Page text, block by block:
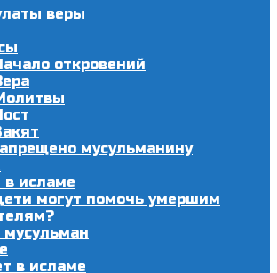
веры
откровений
мусульманину
в исламе
могут помочь умершим
в исламе